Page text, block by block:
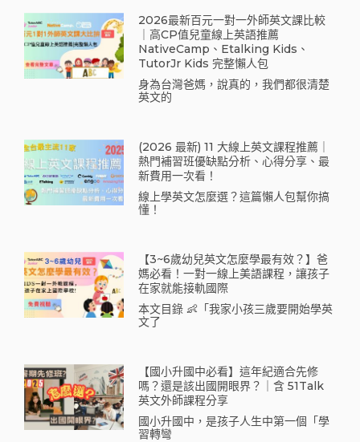
2026最新百元一對一外師英文課比較
｜高CP值兒童線上英語推薦
NativeCamp、Etalking Kids、
TutorJr Kids 完整懶人包
身為台灣爸媽，說真的，我們都很清楚
英文的
(2026 最新) 11 大線上英文課程推薦｜
熱門補習班優缺點分析、心得分享、最
新費用一次看！
線上學英文怎麼選？這篇懶人包幫你搞
懂！
【3~6歲幼兒英文怎麼學最有效？】爸
媽必看！一對一線上美語課程，讓孩子
在家就能接軌國際
本文目錄 👶「我家小孩三歲要開始學英
文了
【國小升國中必看】這年紀適合先修
嗎？還是該出國開眼界？｜含 51Talk
英文外師課程分享
國小升國中，是孩子人生中第一個「學
習轉彎